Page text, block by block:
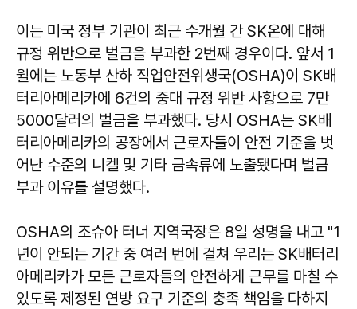
이는 미국 정부 기관이 최근 수개월 간 SK온에 대해
규정 위반으로 벌금을 부과한 2번째 경우이다. 앞서 1
월에는 노동부 산하 직업안전위생국(OSHA)이 SK배
터리아메리카에 6건의 중대 규정 위반 사항으로 7만
5000달러의 벌금을 부과했다. 당시 OSHA는 SK배
터리아메리카의 공장에서 근로자들이 안전 기준을 벗
어난 수준의 니켈 및 기타 금속류에 노출됐다며 벌금
부과 이유를 설명했다.
OSHA의 조슈아 터너 지역국장은 8일 성명을 내고 "1
년이 안되는 기간 중 여러 번에 걸쳐 우리는 SK배터리
아메리카가 모든 근로자들의 안전하게 근무를 마칠 수
있도록 제정된 연방 요구 기준의 충족 책임을 다하지